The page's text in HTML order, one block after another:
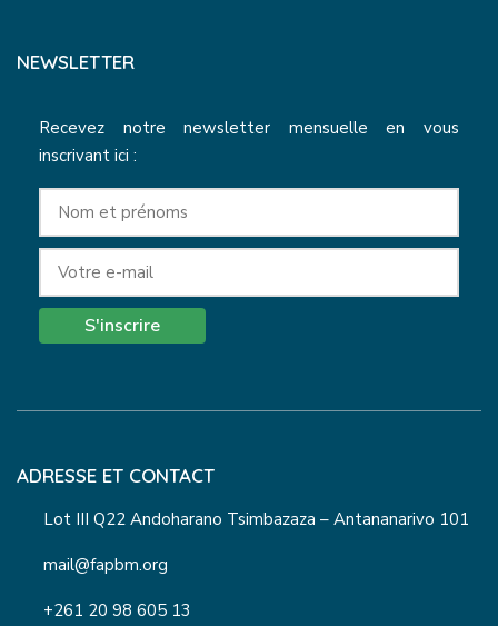
NEWSLETTER
Recevez notre newsletter mensuelle en vous
inscrivant ici :
S'inscrire
ADRESSE ET CONTACT
Lot III Q22 Andoharano Tsimbazaza – Antananarivo 101
mail@fapbm.org
+261 20 98 605 13